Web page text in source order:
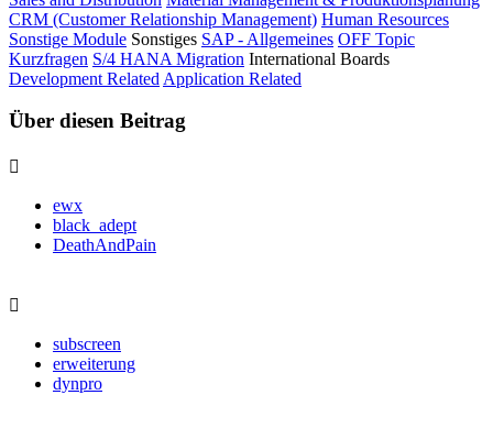
CRM (Customer Relationship Management) Human Resources
Sonstige Module Sonstiges SAP - Allgemeines OFF Topic
Kurzfragen S/4 HANA Migration International Boards
Development Related Application Related
Über diesen Beitrag
ewx
black_adept
DeathAndPain
subscreen
erweiterung
dynpro